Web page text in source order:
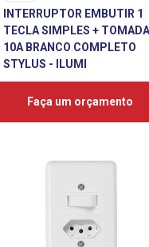
INTERRUPTOR EMBUTIR 1
TECLA SIMPLES + TOMADA
10A BRANCO COMPLETO
STYLUS - ILUMI
Faça um orçamento